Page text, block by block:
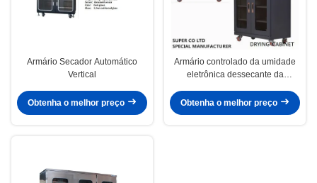
Armário Secador Automático
Vertical
Obtenha o melhor preço
Armário controlado da umidade
eletrônica dessecante da
luz com 435L
Obtenha o melhor preço